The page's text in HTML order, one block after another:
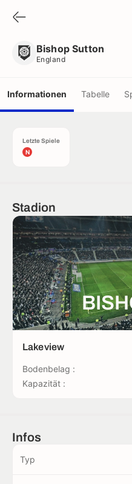
Bishop Sutton
England
Informationen Tabelle
Letzte Spiele
N
Stadion
Lakeview
Bodenbelag :
Kapazität :
Infos
Typ